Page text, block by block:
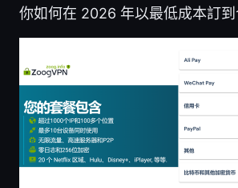
你如何在 2026 年以最低成本訂到